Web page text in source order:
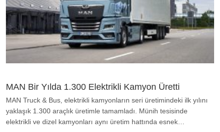
MAN Bir Yılda 1.300 Elektrikli Kamyon Üretti
MAN Truck & Bus, elektrikli kamyonların seri üretimindeki ilk yılını
yaklaşık 1.300 araçlık üretimle tamamladı. Münih tesisinde
elektrikli ve dizel kamyonları aynı üretim hattında esnek…